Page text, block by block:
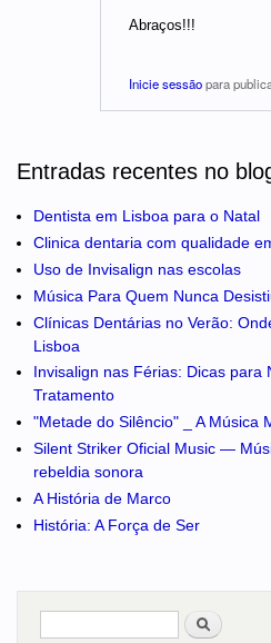
Abraços!!!
Inicie sessãopara
Entradas recentes no
Dentista em Lisboa para o Natal
Clinica dentaria com qualidade
Uso de Invisalign nas escolas
Música Para Quem Nunca
Clínicas Dentárias no Verão:
Lisboa
Invisalign nas Férias: Dicas para
Tratamento
"Metade do Silêncio" _ A Música
Silent Striker Oficial Music —
rebeldia sonora
A História de Marco
História: A Força de Ser
Pesquisar
no portal